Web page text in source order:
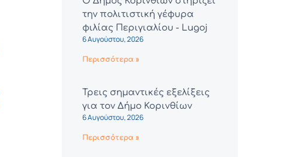
την πολιτιστική γέφυρα
φιλίας Περιγιαλίου - Lugoj
6 Αυγούστου, 2026
Περισσότερα »
Τρεις σημαντικές εξελίξεις
για τον Δήμο Κορινθίων
6 Αυγούστου, 2026
Περισσότερα »